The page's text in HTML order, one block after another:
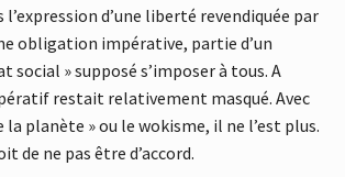
l’expression d’une liberté revendiquée par
obligation impérative, partie d’un
social » supposé s’imposer à tous. A
restait relativement masqué. Avec
la planète » ou le wokisme, il ne l’est plus.
de ne pas être d’accord.